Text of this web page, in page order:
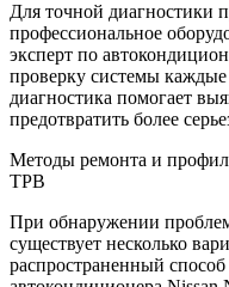
Для точной диагностики
профессиональное
эксперт по
проверку системы каждые
диагностика помогает
предотвратить более
Методы ремонта и
ТРВ
При обнаружении
существует несколько
распространенный